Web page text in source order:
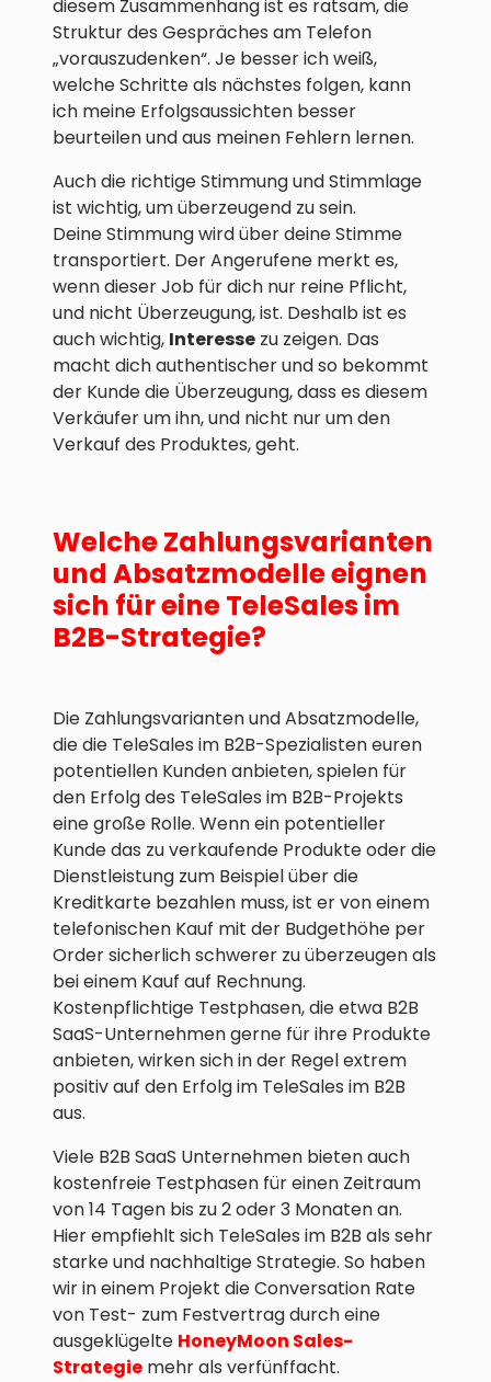
diesem Zusammenhang ist es ratsam, die
Struktur des Gespräches am Telefon
„vorauszudenken“. Je besser ich weiß,
welche Schritte als nächstes folgen, kann
ich meine Erfolgsaussichten besser
beurteilen und aus meinen Fehlern lernen.
Auch die richtige Stimmung und Stimmlage
ist wichtig, um überzeugend zu sein.
Deine Stimmung wird über deine Stimme
transportiert. Der Angerufene merkt es,
wenn dieser Job für dich nur reine Pflicht,
und nicht Überzeugung, ist. Deshalb ist es
auch wichtig, Interesse zu zeigen. Das
macht dich authentischer und so bekommt
der Kunde die Überzeugung, dass es diesem
Verkäufer um ihn, und nicht nur um den
Verkauf des Produktes, geht.
Welche Zahlungsvarianten
und Absatzmodelle eignen
sich für eine TeleSales im
B2B-Strategie?
Die Zahlungsvarianten und Absatzmodelle,
die die TeleSales im B2B-Spezialisten euren
potentiellen Kunden anbieten, spielen für
den Erfolg des TeleSales im B2B-Projekts
eine große Rolle. Wenn ein potentieller
Kunde das zu verkaufende Produkte oder die
Dienstleistung zum Beispiel über die
Kreditkarte bezahlen muss, ist er von einem
telefonischen Kauf mit der Budgethöhe per
Order sicherlich schwerer zu überzeugen als
bei einem Kauf auf Rechnung.
Kostenpflichtige Testphasen, die etwa B2B
SaaS-Unternehmen gerne für ihre Produkte
anbieten, wirken sich in der Regel extrem
positiv auf den Erfolg im TeleSales im B2B
aus.
Viele B2B SaaS Unternehmen bieten auch
kostenfreie Testphasen für einen Zeitraum
von 14 Tagen bis zu 2 oder 3 Monaten an.
Hier empfiehlt sich TeleSales im B2B als sehr
starke und nachhaltige Strategie. So haben
wir in einem Projekt die Conversation Rate
von Test- zum Festvertrag durch eine
ausgeklügelte HoneyMoon Sales-
Strategie mehr als verfünffacht.